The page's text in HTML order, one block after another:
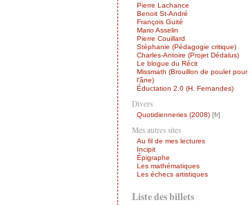
Pierre Lachance
Benoit St-André
François Guité
Mario Asselin
Pierre Couillard
Stéphanie (Pédagogie critique)
Charles-Antoire (Projet Dédalus)
Le blogue du Récit
Missmath (Brouillon de poulet pour
l'âne)
Éductation 2.0 (H. Fernandes)
Divers
Quotidienneries (2008)
Mes autres sites
Au fil de mes lectures
Incipit
Épigraphe
Les mathématiques
Les échecs artistiques
Liste des billets